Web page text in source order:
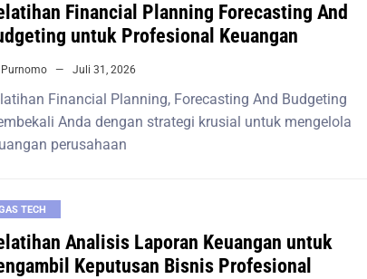
Financial Planning Forecasting And
untuk Profesional Keuangan
Purnomo Juli 31, 2026
Financial Planning, Forecasting And Budgeting
Anda dengan strategi krusial untuk mengelola
perusahaan
TECH
Analisis Laporan Keuangan untuk
Keputusan Bisnis Profesional